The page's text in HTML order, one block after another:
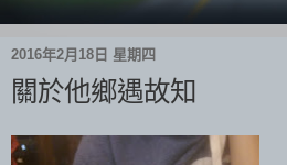
2016年2月18日 星期四
關於他鄉遇故知